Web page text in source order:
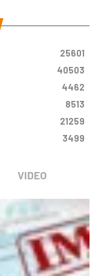
25601
40503
4462
8513
21259
3499
VIDEO